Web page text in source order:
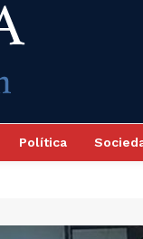
Política